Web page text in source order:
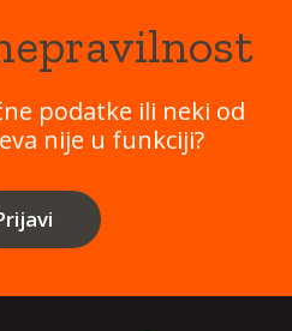
podatke ili neki od
nije u funkciji?